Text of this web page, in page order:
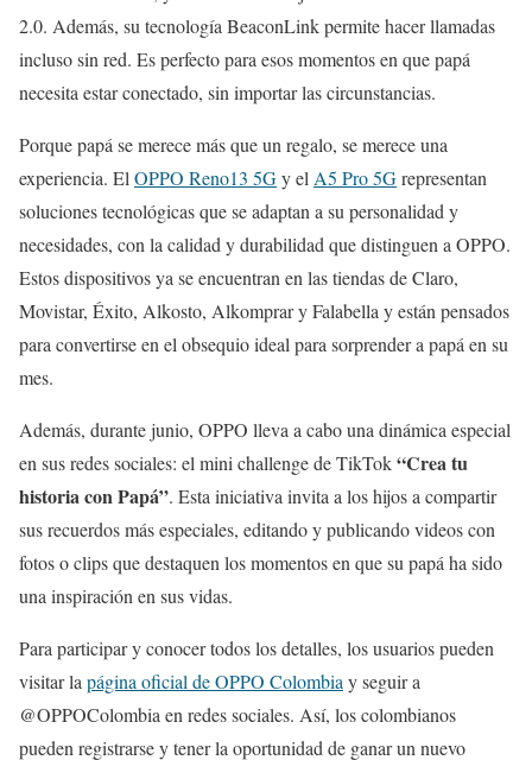
2.0. Además, su tecnología BeaconLink permite hacer llamadas
incluso sin red. Es perfecto para esos momentos en que papá
necesita estar conectado, sin importar las circunstancias.
Porque papá se merece más que un regalo, se merece una
experiencia. El OPPO Reno13 5Gy el A5 Pro 5Grepresentan
soluciones tecnológicas que se adaptan a su personalidad y
necesidades, con la calidad y durabilidad que distinguen a OPPO.
Estos dispositivos ya se encuentran en las tiendas de Claro,
Movistar, Éxito, Alkosto, Alkomprar y Falabella y están pensados
para convertirse en el obsequio ideal para sorprender a papá en su
mes.
Además, durante junio, OPPO lleva a cabo una dinámica especial
en sus redes sociales: el mini challenge de TikTok“Crea tu
historia con Papá”. Esta iniciativa invita a los hijos a compartir
sus recuerdos más especiales, editando y publicando videos con
fotos o clips que destaquen los momentos en que su papá ha sido
una inspiración en sus vidas.
Para participar y conocer todos los detalles, los usuarios pueden
visitar la página oficial de OPPO Colombia y seguir a
@OPPOColombia en redes sociales. Así, los colombianos
pueden registrarse y tener la oportunidad de ganar un nuevo